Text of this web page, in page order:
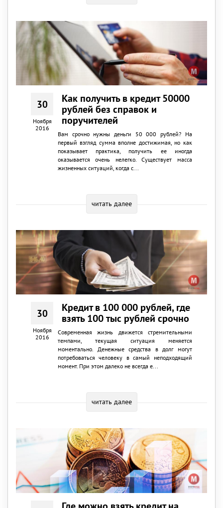
30
Ноября
2016
Как получить в кредит 50000
рублей без справок и
поручителей
Вам срочно нужны деньги 50 000 рублей? На
первый взгляд сумма вполне достижимая, но как
показывает практика, получить ее иногда
оказывается очень нелегко. Существует масса
жизненных ситуаций, когда с...
читать далее
30
Ноября
2016
Кредит в 100 000 рублей, где
взять 100 тыс рублей срочно
Современная жизнь движется стремительными
темпами, текущая ситуация меняется
моментально. Денежные средства в долг могут
потребоваться человеку в самый неподходящий
момент. При этом далеко не всегда е...
читать далее